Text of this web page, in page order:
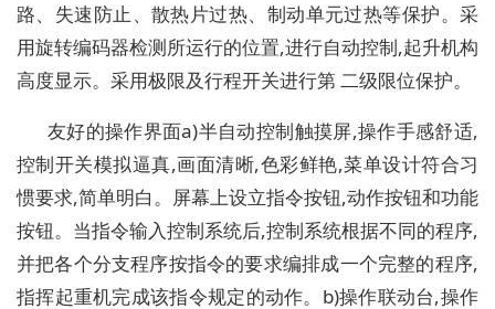
路、失速防止、散热片过热、制动单元过热等保护。采
用旋转编码器检测所运行的位置,进行自动控制,起升机构
高度显示。采用极限及行程开关进行第 二级限位保护。
友好的操作界面a)半自动控制触摸屏,操作手感舒适,
控制开关模拟逼真,画面清晰,色彩鲜艳,菜单设计符合习
惯要求,简单明白。屏幕上设立指令按钮,动作按钮和功能
按钮。当指令输入控制系统后,控制系统根据不同的程序,
并把各个分支程序按指令的要求编排成一个完整的程序,
指挥起重机完成该指令规定的动作。b)操作联动台,操作